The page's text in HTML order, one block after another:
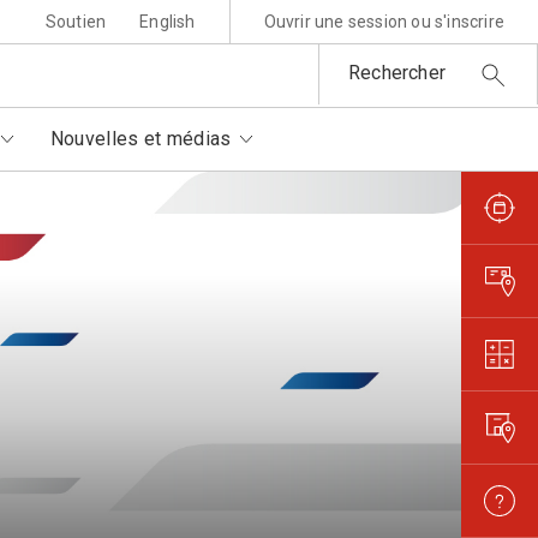
Soutien English Ouvrir une session ou s'inscrire
Rechercher
et règlements
Nouvelles et médias
et interruptions